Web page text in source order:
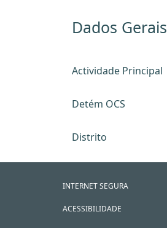
Dados Gerais
Actividade Principal
Detém OCS
Distrito
INTERNET SEGURA
ACESSIBILIDADE